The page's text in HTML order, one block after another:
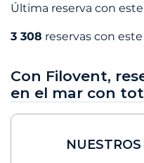
Última reserva con
3 308 reservas con
Con Filovent,
en el mar con